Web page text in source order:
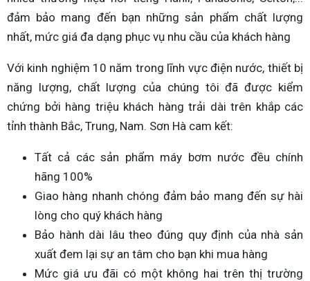
đảm bảo mang đến bạn những sản phẩm chất lượng
nhất, mức giá đa dạng phục vụ nhu cầu của khách hàng
Với kinh nghiệm 10 năm trong lĩnh vực điện nước, thiết bị
năng lượng, chất lượng của chúng tôi đã được kiểm
chứng bởi hàng triệu khách hàng trải dài trên khắp các
tỉnh thành Bắc, Trung, Nam. Sơn Hà cam kết:
Tất cả các sản phẩm máy bơm nước đều chính
hãng 100%
Giao hàng nhanh chóng đảm bảo mang đến sự hài
lòng cho quý khách hàng
Bảo hành dài lâu theo đúng quy định của nhà sản
xuất đem lại sự an tâm cho bạn khi mua hàng
Mức giá ưu đãi có một không hai trên thị trường